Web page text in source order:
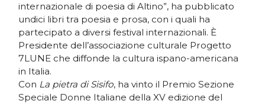
internazionale di poesia di Altino”, ha pubblicato
undici libri tra poesia e prosa, con i quali ha
partecipato a diversi festival internazionali. È
Presidente dell’associazione culturale Progetto
7LUNE che diffonde la cultura ispano-americana
in Italia.
Con La pietra di Sisifo, ha vinto il Premio Sezione
Speciale Donne Italiane della XV edizione del